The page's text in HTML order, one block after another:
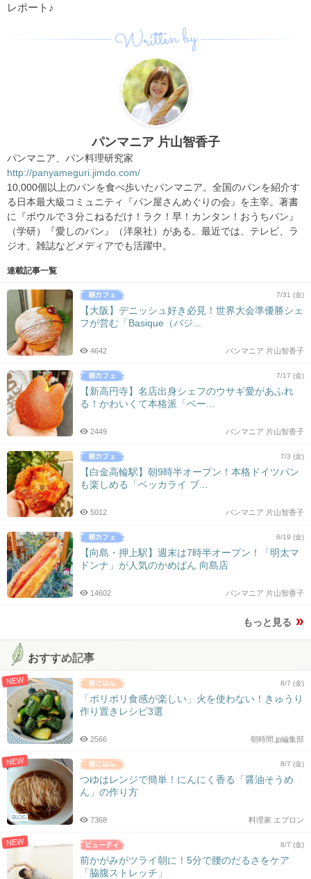
レポート♪
Written by
パンマニア 片山智香子
パンマニア、パン料理研究家
http://panyameguri.jimdo.com/
10,000個以上のパンを食べ歩いたパンマニア。全国のパンを紹介す
る日本最大級コミュニティ『パン屋さんめぐりの会』を主宰。著書
に『ボウルで３分こねるだけ！ラク！早！カンタン！おうちパン』
（学研）『愛しのパン』（洋泉社）がある。最近では、テレビ、ラ
ジオ、雑誌などメディアでも活躍中。
連載記事一覧
7/31 (金)
【大阪】デニッシュ好き必見！世界大会準優勝シェ
フが営む「Basique（バジ...
パンマニア 片山智香子
4642
7/17 (金)
【新高円寺】名店出身シェフのウサギ愛があふれ
る！かわいくて本格派「ベー...
パンマニア 片山智香子
2449
7/3 (金)
【白金高輪駅】朝9時半オープン！本格ドイツパン
も楽しめる「ベッカライ ブ...
パンマニア 片山智香子
5012
6/19 (金)
【向島・押上駅】週末は7時半オープン！「明太マ
ドンナ」が人気のかめぱん 向島店
パンマニア 片山智香子
14602
もっと見る
おすすめ記事
NEW 8/7 (金)
「ポリポリ食感が楽しい」火を使わない！きゅうり
作り置きレシピ3選
朝時間.jp編集部
2566
NEW
BLOG
8/7 (金)
つゆはレンジで簡単！にんにく香る「醤油そうめ
ん」の作り方
料理家 エプロン
7368
NEW 8/7 (金)
前かがみがツライ朝に！5分で腰のだるさをケア
「脇腹ストレッチ」